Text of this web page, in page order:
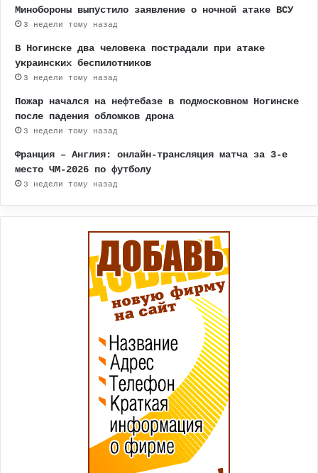
Минобороны выпустило заявление о ночной атаке ВСУ
3 недели тому назад
В Ногинске два человека пострадали при атаке
украинских беспилотников
3 недели тому назад
Пожар начался на нефтебазе в подмосковном Ногинске
после падения обломков дрона
3 недели тому назад
Франция – Англия: онлайн-трансляция матча за 3-е
место ЧМ-2026 по футболу
3 недели тому назад